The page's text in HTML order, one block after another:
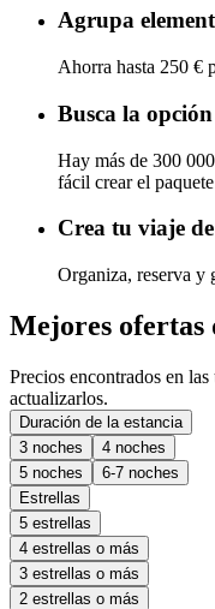
Agrupa
Ahorra hasta 250 €
Busca la
Hay más de 300
fácil crear el
Crea tu viaje
Organiza, reserva y
Mejores ofertas
Precios encontrados en
actualizarlos.
Duración de la estancia
3 noches
4 noches
5 noches
6-7 noches
Estrellas
5 estrellas
4 estrellas o más
3 estrellas o más
2 estrellas o más